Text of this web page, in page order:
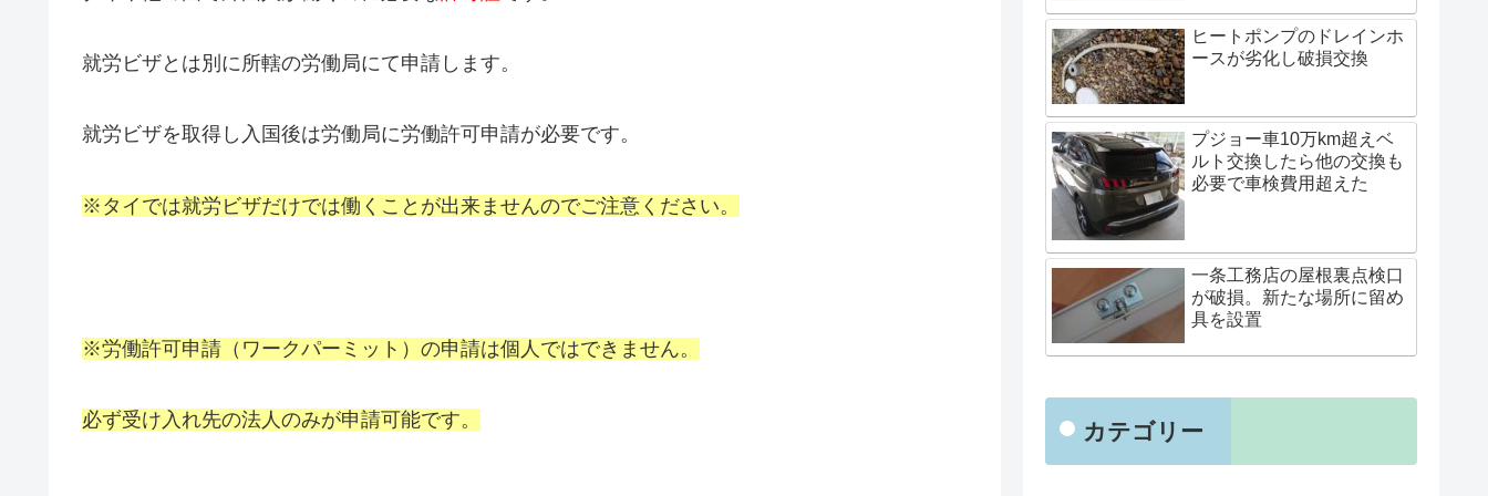
就労ビザとは別に所轄の労働局にて申請します。
就労ビザを取得し入国後は労働局に労働許可申請が必要です。
※タイでは就労ビザだけでは働くことが出来ませんのでご注意ください。
※労働許可申請（ワークパーミット）の申請は個人ではできません。
必ず受け入れ先の法人のみが申請可能です。
ヒートポンプのドレインホ
ースが劣化し破損交換
プジョー車10万km超えベ
ルト交換したら他の交換も
必要で車検費用超えた
一条工務店の屋根裏点検口
が破損。新たな場所に留め
具を設置
カテゴリー